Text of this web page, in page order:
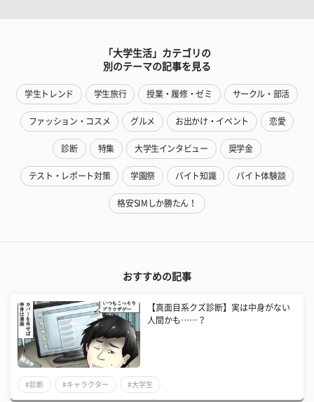
「大学生活」カテゴリの
別のテーマの記事を見る
学生トレンド 学生旅行 授業・履修・ゼミ サークル・部活
ファッション・コスメ グルメ お出かけ・イベント 恋愛
診断 特集 大学生インタビュー 奨学金
テスト・レポート対策 学園祭 バイト知識 バイト体験談
格安SIMしか勝たん！
おすすめの記事
【真面目系クズ診断】実は中身がない
人間かも……？
#診断 #キャラクター #大学生